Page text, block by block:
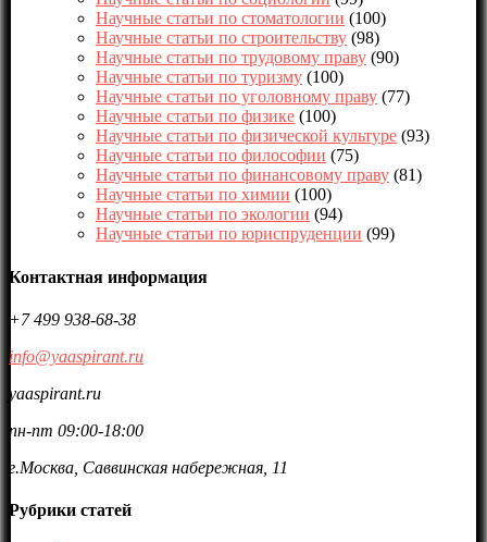
Научные статьи по стоматологии (100)
Научные статьи по строительству (98)
Научные статьи по трудовому праву (90)
Научные статьи по туризму (100)
Научные статьи по уголовному праву (77)
Научные статьи по физике (100)
Научные статьи по физической культуре (93)
Научные статьи по философии (75)
Научные статьи по финансовому праву (81)
Научные статьи по химии (100)
Научные статьи по экологии (94)
Научные статьи по юриспруденции (99)
Контактная информация
+7 499 938-68-38
info@yaaspirant.ru
yaaspirant.ru
пн-пт 09:00-18:00
г.Москва, Саввинская набережная, 11
Рубрики статей